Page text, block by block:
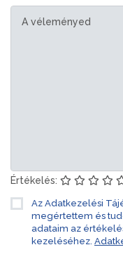
Értékelés:
Az Adatkezelési
megértettem és
adataim az
kezeléséhez.